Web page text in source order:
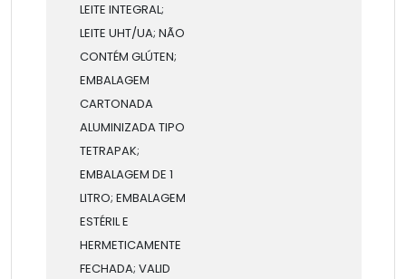
LEITE INTEGRAL;
LEITE UHT/UA; NÃO
CONTÉM GLÚTEN;
EMBALAGEM
CARTONADA
ALUMINIZADA TIPO
TETRAPAK;
EMBALAGEM DE 1
LITRO; EMBALAGEM
ESTÉRIL E
HERMETICAMENTE
FECHADA; VALID